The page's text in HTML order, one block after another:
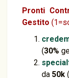
Pronti
Gestito
(30%
da 50k (